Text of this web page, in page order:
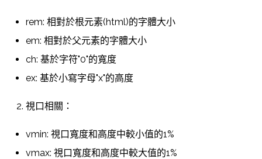
rem: 相對於根元素(html)的字體大小
em: 相對於父元素的字體大小
ch: 基於字符"0"的寬度
ex: 基於小寫字母"x"的高度
視口相關：
vmin: 視口寬度和高度中較小值的1%
vmax: 視口寬度和高度中較大值的1%